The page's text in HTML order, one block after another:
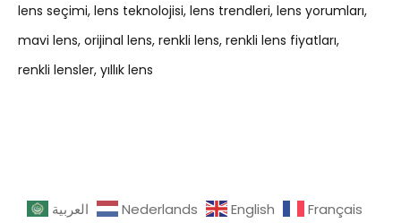
lens seçimi lens teknolojisi lens trendleri lens yorumları
mavi lens orijinal lens renkli lens renkli lens fiyatları
renkli lensler yıllık lens
العربية Nederlands English
Français